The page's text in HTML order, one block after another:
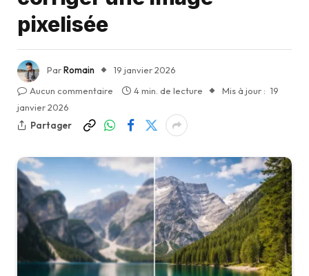
pixelisée
ParRomain
19 janvier 2026
Aucun commentaire
4 min. de lecture Mis à jour : 19
janvier 2026
Partager